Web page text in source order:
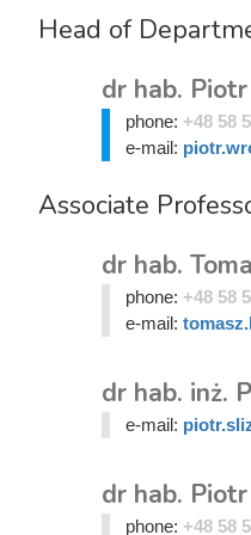
Head of
dr hab.
phone: +48 58
e-mail:
Associate
dr hab.
phone: +48 58
e-mail:
dr hab. inż.
e-mail:
dr hab.
phone: +48 58